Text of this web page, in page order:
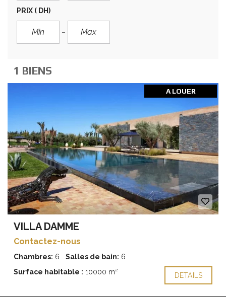
PRIX ( DH)
1 BIENS
A LOUER
VILLA DAMME
Contactez-nous
Chambres: 6 Salles de bain: 6
Surface habitable : 10000 m² DETAILS